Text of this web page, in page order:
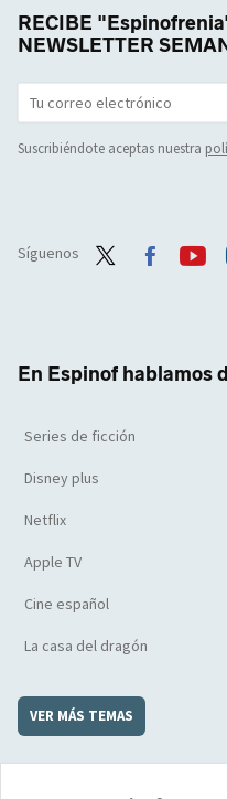
RECIBE
NEWSLETTER
Suscribiéndote aceptas nuestra
Síguenos
En Espinof hablamos
Series de ficción
Disney plus
Netflix
Apple TV
Cine español
La casa del dragón
VER MÁS TEMAS